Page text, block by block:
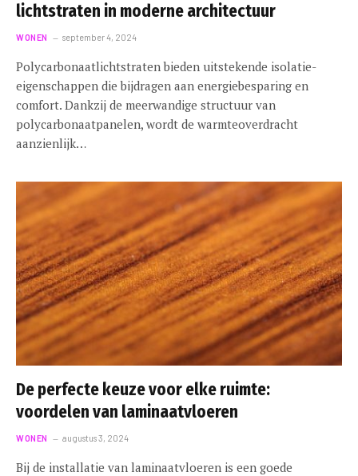
lichtstraten in moderne architectuur
WONEN september 4, 2024
Polycarbonaatlichtstraten bieden uitstekende isolatie-
eigenschappen die bijdragen aan energiebesparing en
comfort. Dankzij de meerwandige structuur van
polycarbonaatpanelen, wordt de warmteoverdracht
aanzienlijk…
De perfecte keuze voor elke ruimte:
voordelen van laminaatvloeren
WONEN augustus 3, 2024
Bij de installatie van laminaatvloeren is een goede